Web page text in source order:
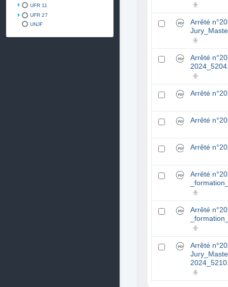
UFR 11
UFR 27
UNJF
Arrêté
Arrêté
Arrêté
Arrêté
Arrêté
Arrêté
Arrêté
Arrêté